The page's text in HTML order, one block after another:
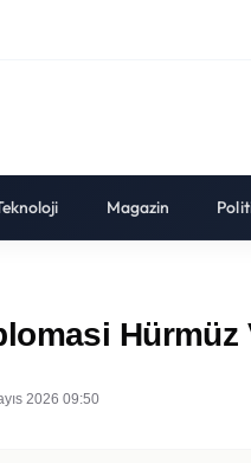
Magazin
Hürmüz
2026 09:50